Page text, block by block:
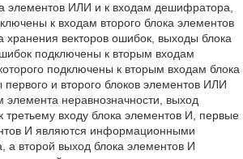
элементов ИЛИ и к входам дешифратора,
к входам второго блока элементов
хранения векторов ошибок, выходы блока
подключены к вторым входам
подключены к вторым входам блока
и второго блоков элементов ИЛИ
элемента неравнозначности, выход
третьему входу блока элементов И, первые
И являются информационными
а второй выход блока элементов И